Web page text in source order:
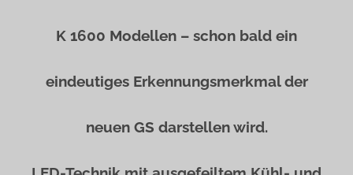
K 1600 Modellen – schon bald ein
eindeutiges Erkennungsmerkmal der
neuen GS darstellen wird.